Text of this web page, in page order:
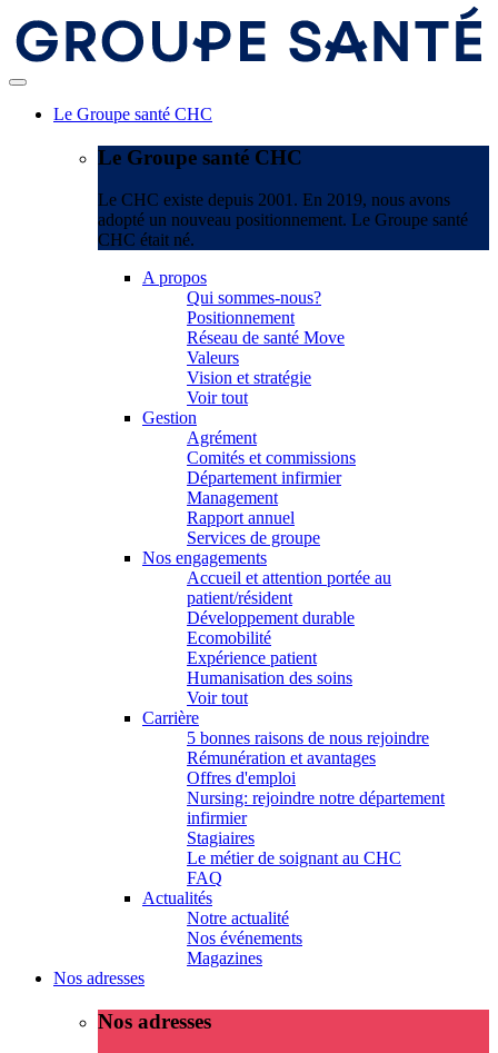
Le Groupe santé CHC
Le Groupe santé CHC
Le CHC existe depuis 2001. En 2019, nous avons
adopté un nouveau positionnement. Le Groupe santé
CHC était né.
A propos
Qui sommes-nous?
Positionnement
Réseau de santé Move
Valeurs
Vision et stratégie
Voir tout
Gestion
Agrément
Comités et commissions
Département infirmier
Management
Rapport annuel
Services de groupe
Nos engagements
Accueil et attention portée au
patient/résident
Développement durable
Ecomobilité
Expérience patient
Humanisation des soins
Voir tout
Carrière
5 bonnes raisons de nous rejoindre
Rémunération et avantages
Offres d'emploi
Nursing: rejoindre notre département
infirmier
Stagiaires
Le métier de soignant au CHC
FAQ
Actualités
Notre actualité
Nos événements
Magazines
Nos adresses
Nos adresses